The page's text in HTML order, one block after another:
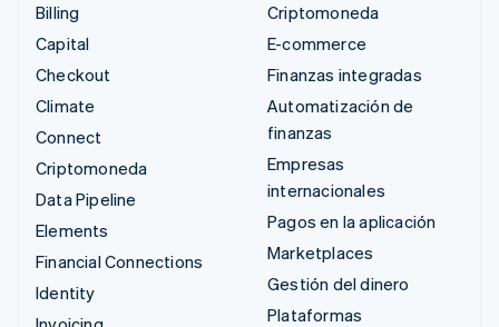
Billing
Capital
Checkout
Climate
Connect
Criptomoneda
Data Pipeline
Elements
Financial Connections
Identity
Criptomoneda
E-commerce
Finanzas integradas
Automatización de
finanzas
Empresas
internacionales
Pagos en la aplicación
Marketplaces
Gestión del dinero
Plataformas